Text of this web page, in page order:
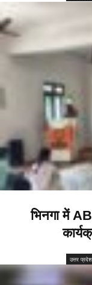
भिनगा में
उत्तर